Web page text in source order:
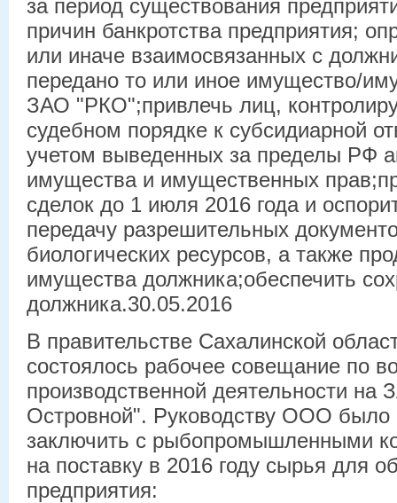
за период существования
причин банкротства предприятия;
или иначе взаимосвязанных с
передано то или иное имущество/
ЗАО "РКО";привлечь лиц,
судебном порядке к субсидиарной
учетом выведенных за пределы РФ
имущества и имущественных
сделок до 1 июля 2016 года и
передачу разрешительных
биологических ресурсов, а также
имущества должника;обеспечить
должника.30.05.2016
В правительстве Сахалинской
состоялось рабочее совещание по
производственной деятельности
Островной". Руководству ООО было
заключить с рыбопромышленными
на поставку в 2016 году сырья для
предприятия: